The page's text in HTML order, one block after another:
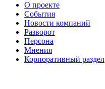
О проекте
События
Новости компаний
Разворот
Персона
Мнения
Корпоративный раздел